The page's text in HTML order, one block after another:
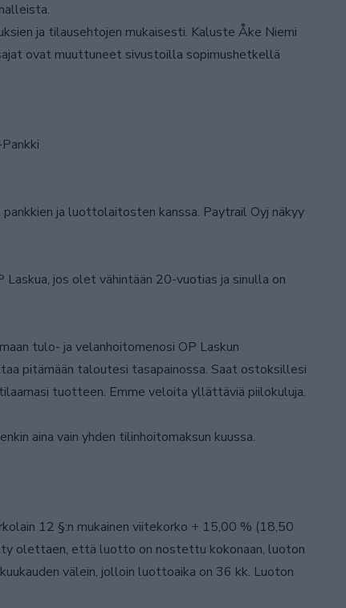
ja tilausehtojen mukaisesti. Kaluste Åke Niemi
ovat muuttuneet sivustoilla sopimushetkellä
ja luottolaitosten kanssa. Paytrail Oyj näkyy
jos olet vähintään 20-vuotias ja sinulla on
tulo- ja velanhoitomenosi OP Laskun
pitämään taloutesi tasapainossa. Saat ostoksillesi
tuotteen. Emme veloita yllättäviä piilokuluja.
aina vain yhden tilinhoitomaksun kuussa.
12 §:n mukainen viitekorko + 15,00 % (18,50
olettaen, että luotto on nostettu kokonaan, luoton
välein, jolloin luottoaika on 36 kk. Luoton